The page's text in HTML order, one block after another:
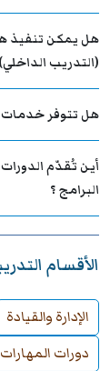
هل يمكن تنفيذ
(التدريب
هل تتوفر خدمات
أين تُقدّم الدورات
البرامج ؟
الأقسام
الإدارة والقيادة
دورات